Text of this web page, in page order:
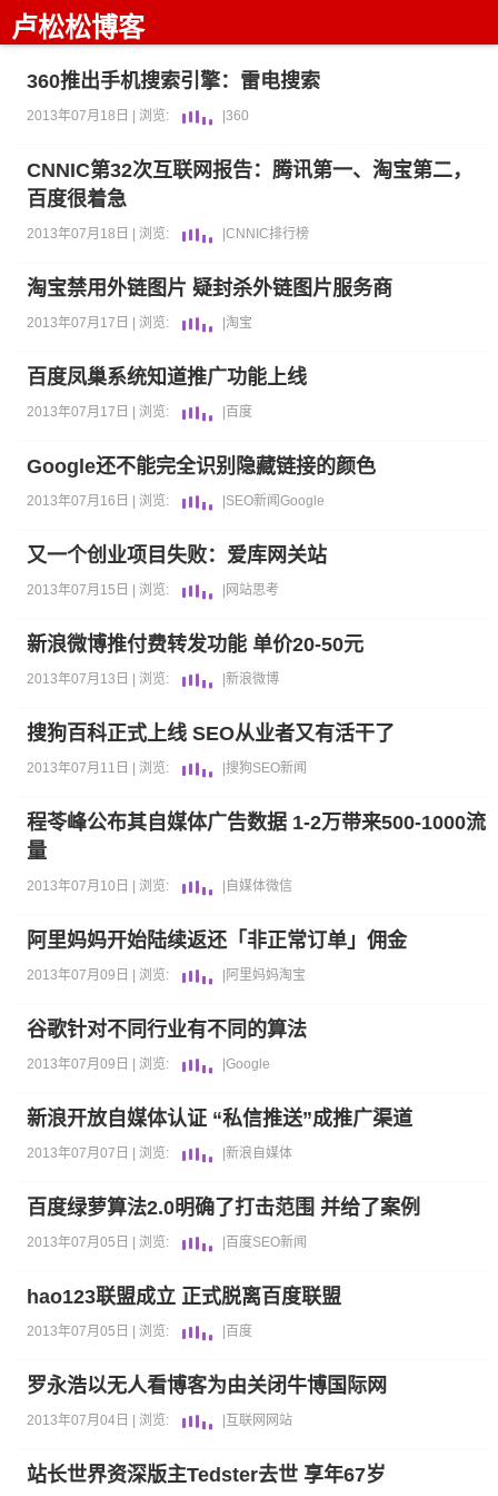
卢松松博客
360推出手机搜索引擎：雷电搜索
2013年07月18日 | 浏览: |360
CNNIC第32次互联网报告：腾讯第一、淘宝第二，
百度很着急
2013年07月18日 | 浏览: |CNNIC排行榜
淘宝禁用外链图片 疑封杀外链图片服务商
2013年07月17日 | 浏览: |淘宝
百度凤巢系统知道推广功能上线
2013年07月17日 | 浏览: 百度
Google还不能完全识别隐藏链接的颜色
2013年07月16日 | 浏览: SEO新闻Google
又一个创业项目失败：爱库网关站
2013年07月15日 | 浏览: 网站思考
新浪微博推付费转发功能 单价20-50元
2013年07月13日 | 浏览: |新浪微博
搜狗百科正式上线 SEO从业者又有活干了
2013年07月11日 | 浏览: |搜狗SEO新闻
程苓峰公布其自媒体广告数据 1-2万带来500-1000流
量
2013年07月10日 | 浏览: 自媒体微信
阿里妈妈开始陆续返还「非正常订单」佣金
2013年07月09日 | 浏览: 阿里妈妈淘宝
谷歌针对不同行业有不同的算法
2013年07月09日 | 浏览: |Google
新浪开放自媒体认证 “私信推送”成推广渠道
2013年07月07日 | 浏览: |新浪 自媒体
百度绿萝算法2.0明确了打击范围 并给了案例
2013年07月05日 | 浏览: 百度SEO新闻
hao123联盟成立 正式脱离百度联盟
2013年07月05日 | 浏览: 百度
罗永浩以无人看博客为由关闭牛博国际网
2013年07月04日 | 浏览: 互联网 网站
站长世界资深版主Tedster去世 享年67岁